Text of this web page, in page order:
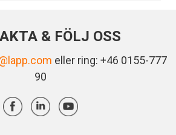
& FÖLJ OSS
eller ring: +46 0155-777
90